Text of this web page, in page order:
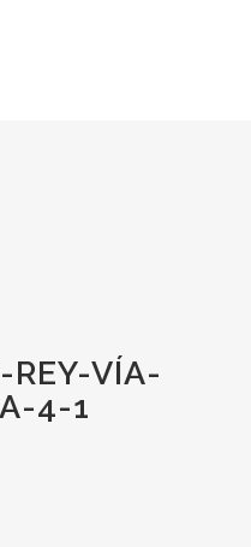
REY-VÍA-
4-1